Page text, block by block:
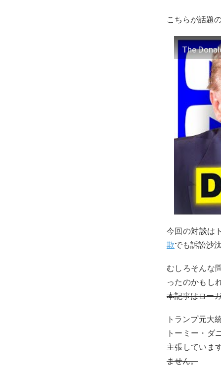
こちらが話題
The
今回の対談は
欺でも訴訟沙
むしろそんな
ったのかもし
本記事はロー
トランプ元大
トーミー・ダ
主張していま
ません。